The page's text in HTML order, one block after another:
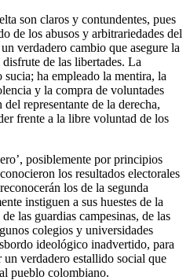
son claros y contundentes, pues
de los abusos y arbitrariedades del
verdadero cambio que asegure la
de las libertades. La
ha empleado la mentira, la
y la compra de voluntades
representante de la derecha,
frente a la libre voluntad de los
posiblemente por principios
los resultados electorales
los de la segunda
instiguen a sus huestes de la
las guardias campesinas, de las
colegios y universidades
ideológico inadvertido, para
un verdadero estallido social que
pueblo colombiano.